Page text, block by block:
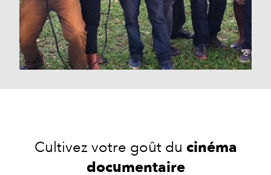
Cultivez votre goût du cinéma
documentaire